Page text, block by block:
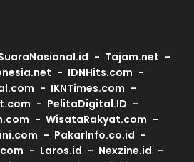
Tajam.net
IDNHits.com
IKNTimes.com
PelitaDigital.ID
WisataRakyat.com
PakarInfo.co.id
Laros.id
Nexzine.id